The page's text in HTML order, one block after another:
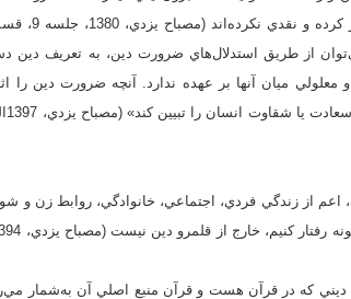
است. ايشان نگاه روشنفکران را نقد کرده‌اند؛ اما از کنار نگاه متکلمان
از طريق استدلال‌هاي ضرورت دين، به تعريف دين
ميان آنها بر عهده ندارد. آنچه ضرورت دين را
مي‌کند
از زندگي فردي، اجتماعي، خانوادگي، روابط زن و
که در قرآن هست و قرآن منبع اصلي آن به‌شمار